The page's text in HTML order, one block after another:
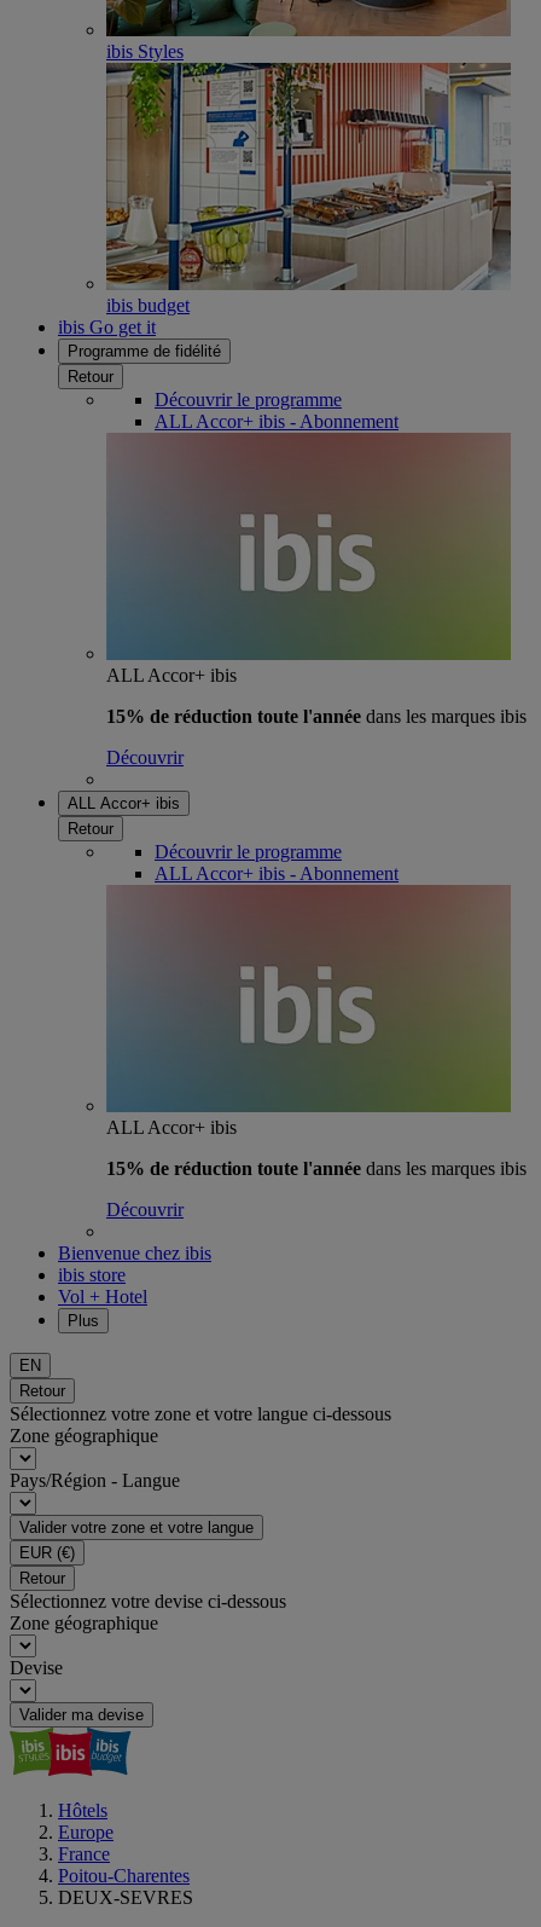
ibis Styles
ibis budget
ibis Go get it
Programme de fidélité
Retour
Découvrir le programme
ALL Accor+ ibis - Abonnement
ALL Accor+ ibis
15% de réduction toute l'année dans les marques ibis
Découvrir
ALL Accor+ ibis
Retour
Découvrir le programme
ALL Accor+ ibis - Abonnement
ALL Accor+ ibis
15% de réduction toute l'année dans les marques ibis
Découvrir
Bienvenue chez ibis
ibis store
Vol + Hotel
Plus
EN
Retour
Sélectionnez votre zone et votre langue ci-dessous
Zone géographique
Pays/Région - Langue
Valider votre zone et votre langue
EUR (€)
Retour
Sélectionnez votre devise ci-dessous
Zone géographique
Devise
Valider ma devise
Hôtels
Europe
France
Poitou-Charentes
DEUX-SEVRES